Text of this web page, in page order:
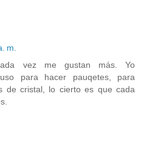
m.
vez me gustan más. Yo
para hacer pauqetes, para
de cristal, lo cierto es que cada